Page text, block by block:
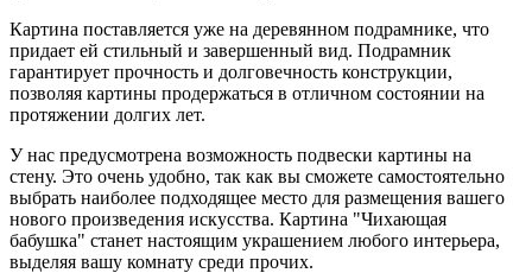
Картина поставляется уже на деревянном подрамнике, что
придает ей стильный и завершенный вид. Подрамник
гарантирует прочность и долговечность конструкции,
позволяя картины продержаться в отличном состоянии на
протяжении долгих лет.
У нас предусмотрена возможность подвески картины на
стену. Это очень удобно, так как вы сможете самостоятельно
выбрать наиболее подходящее место для размещения вашего
нового произведения искусства. Картина "Чихающая
бабушка" станет настоящим украшением любого интерьера,
выделяя вашу комнату среди прочих.